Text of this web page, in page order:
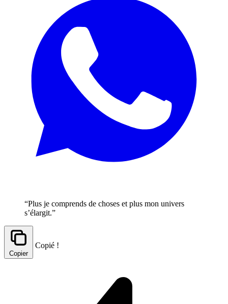
“Plus je comprends de choses et plus mon univers
s’élargit.”
Copier
Copié !